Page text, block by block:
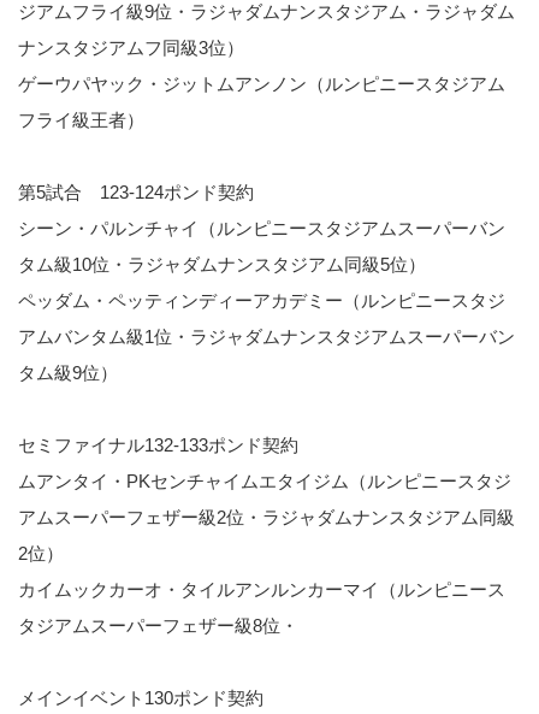
ジアムフライ級9位・ラジャダムナンスタジアム・ラジャダム
ナンスタジアムフ同級3位）
ゲーウパヤック・ジットムアンノン（ルンピニースタジアム
フライ級王者）
第5試合 123-124ポンド契約
シーン・パルンチャイ（ルンピニースタジアムスーパーバン
タム級10位・ラジャダムナンスタジアム同級5位）
ペッダム・ペッティンディーアカデミー（ルンピニースタジ
アムバンタム級1位・ラジャダムナンスタジアムスーパーバン
タム級9位）
セミファイナル132-133ポンド契約
ムアンタイ・PKセンチャイムエタイジム（ルンピニースタジ
アムスーパーフェザー級2位・ラジャダムナンスタジアム同級
2位）
カイムックカーオ・タイルアンルンカーマイ（ルンピニース
タジアムスーパーフェザー級8位・
メインイベント130ポンド契約